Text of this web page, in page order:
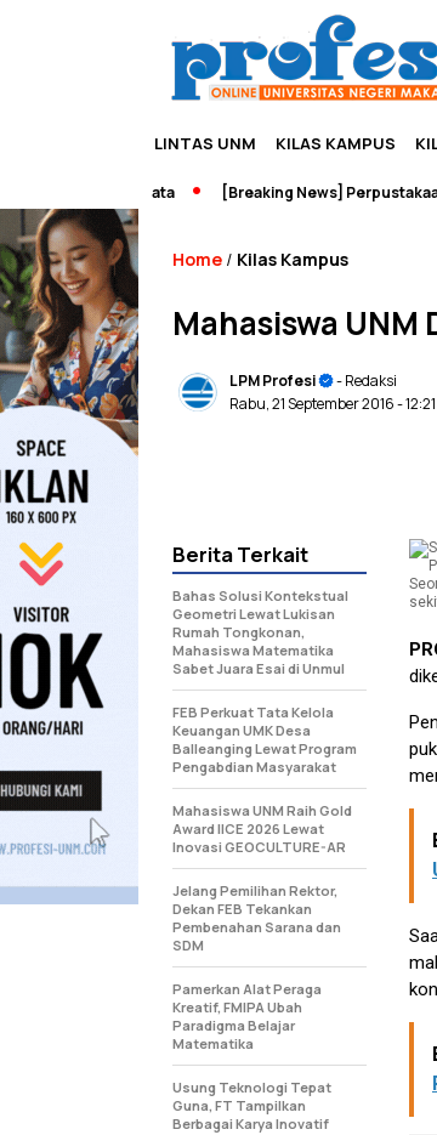
LINTAS UNM KILAS KAMPUS
[Breaking News] Perpustakaan
Home / Kilas Kampus
Mahasiswa UNM
LPM Profesi
- Redaksi
Rabu, 21 September 2016-
Berita Terkait
Bahas Solusi Kontekstual
Geometri Lewat Lukisan
Rumah Tongkonan,
Mahasiswa Matematika
Sabet Juara Esai di Unmul
FEB Perkuat Tata Kelola
Keuangan UMK Desa
Balleanging Lewat Program
Pengabdian Masyarakat
Mahasiswa UNM Raih Gold
Award IICE 2026 Lewat
Inovasi GEOCULTURE-AR
Jelang Pemilihan Rektor,
Dekan FEB Tekankan
Pembenahan Sarana dan
SDM
Pamerkan Alat Peraga
Kreatif, FMIPA Ubah
Paradigma Belajar
Matematika
Usung Teknologi Tepat
Guna, FT Tampilkan
Berbagai Karya Inovatif